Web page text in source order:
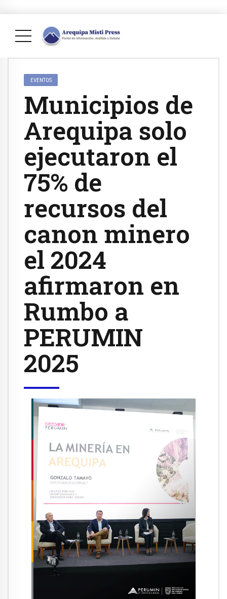
EVENTOS
Municipios de
Arequipa solo
ejecutaron el
75% de
recursos del
canon minero
el 2024
afirmaron en
Rumbo a
PERUMIN
2025